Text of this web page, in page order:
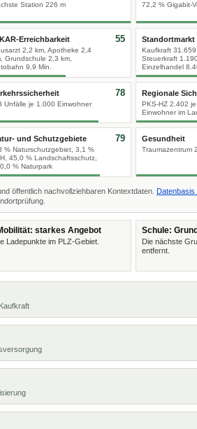
Station 226 m 72,2 % Gigabit-
Erreichbarkeit
2,2 km, Apotheke 2,4
Grundschule 2,3 km,
9,9 Min.
55 Standortmarkt
Kaufkraft 31.659
Steuerkraft 1.190
Einzelhandel
Unfälle je 1.000 Einwohner
78 Regionale
PKS-HZ 2.402
Einwohner im
und Schutzgebiete
% Naturschutzgebiet, 3,1 %
45,0 % Landschaftsschutz,
% Naturpark
79 Gesundheit
Traumazentrum
öffentlich nachvollziehbaren Kontextdaten. Datenbasis
starkes Angebot
Ladepunkte im PLZ-Gebiet.
Schule:
Die nächste
entfernt.